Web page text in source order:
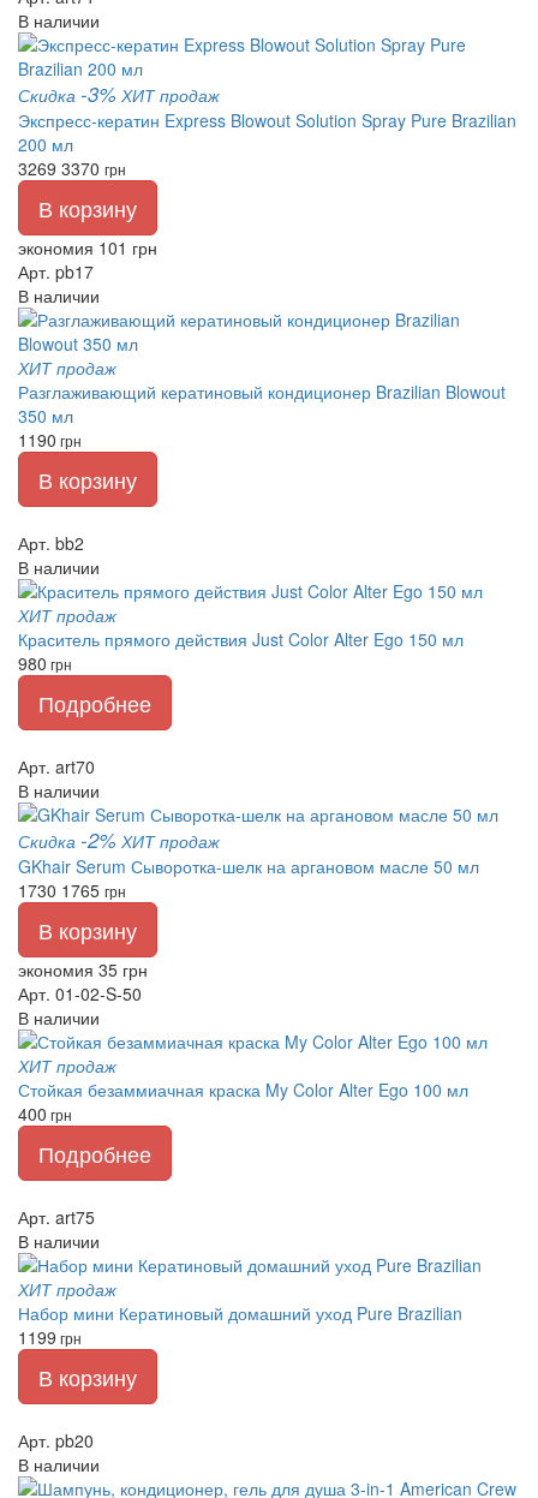
В наличии
Скидка -3% ХИТ продаж
Экспресс-кератин Express Blowout Solution Spray Pure Brazilian
200 мл
3269 3370 грн
В корзину
экономия 101 грн
Арт. pb17
В наличии
ХИТ продаж
Разглаживающий кератиновый кондиционер Brazilian Blowout
350 мл
1190 грн
В корзину
Арт. bb2
В наличии
ХИТ продаж
Краситель прямого действия Just Color Alter Ego 150 мл
980 грн
Подробнее
Арт. art70
В наличии
Скидка -2% ХИТ продаж
GKhair Serum Сыворотка-шелк на аргановом масле 50 мл
1730 1765 грн
В корзину
экономия 35 грн
Арт. 01-02-S-50
В наличии
ХИТ продаж
Стойкая безаммиачная краска My Color Alter Ego 100 мл
400 грн
Подробнее
Арт. art75
В наличии
ХИТ продаж
Набор мини Кератиновый домашний уход Pure Brazilian
1199 грн
В корзину
Арт. pb20
В наличии